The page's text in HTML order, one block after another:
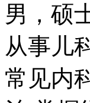
男，硕
从事儿
常见内